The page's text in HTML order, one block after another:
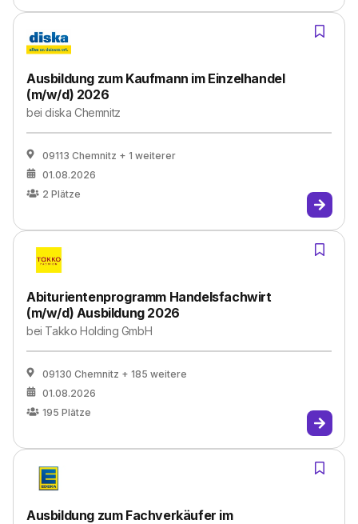
Ausbildung zum Kaufmann im Einzelhandel
(m/w/d) 2026
beidiska Chemnitz
09113 Chemnitz + 1 weiterer
01.08.2026
2 Plätze
Abiturientenprogramm Handelsfachwirt
(m/w/d) Ausbildung 2026
bei Takko Holding GmbH
09130 Chemnitz + 185 weitere
01.08.2026
195 Plätze
Ausbildung zum Fachverkäufer im